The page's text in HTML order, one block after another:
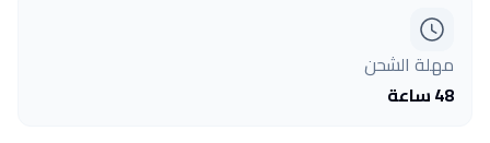
مهلة الشحن
48 ساعة